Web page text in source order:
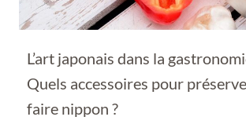
L’art japonais dans la
Quels accessoires pour
faire nippon ?